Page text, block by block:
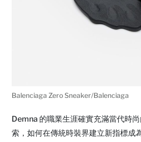
Balenciaga Zero Sneaker/Balenciaga
Demna 的職業生涯確實充滿當代時
索，如何在傳統時裝界建立新指標成